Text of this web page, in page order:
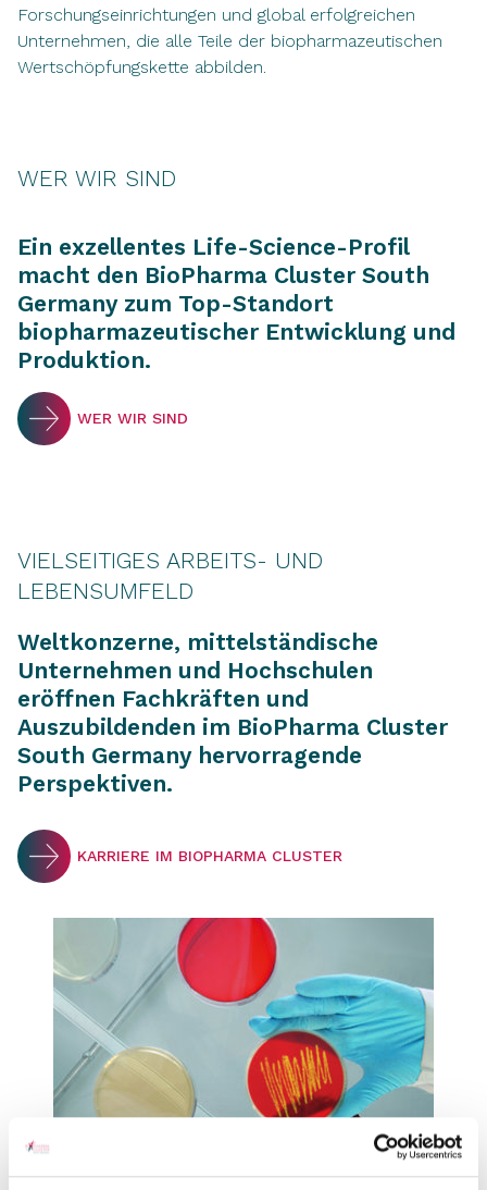
Forschungseinrichtungen und global erfolgreichen
Unternehmen, die alle Teile der biopharmazeutischen
Wertschöpfungskette abbilden.
WER WIR SIND
Ein exzellentes Life-Science-Profil
macht den BioPharma Cluster South
Germany zum Top-Standort
biopharmazeutischer Entwicklung und
Produktion.
WER WIR SIND
VIELSEITIGES ARBEITS- UND
LEBENSUMFELD
Weltkonzerne, mittelständische
Unternehmen und Hochschulen
eröffnen Fachkräften und
Auszubildenden im BioPharma Cluster
South Germany hervorragende
Perspektiven.
KARRIERE IM BIOPHARMA CLUSTER